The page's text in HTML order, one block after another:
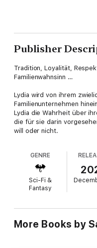
Publisher
Tradition, Loyalität,
Familienwahnsinn …
Lydia wird von ihrem
Familienunternehmen
Lydia die Wahrheit über
die für sie darin
will oder nicht.
Beziehung mit DCI Fleet
junge Frau in den
das Gefühlschaos erst
Onkel Charlies Methoden
verpflichtet. Dann
Spannungen zwischen den
treten aus dem Schatten.
GENRE
Sci-Fi &
Fantasy
More Books by